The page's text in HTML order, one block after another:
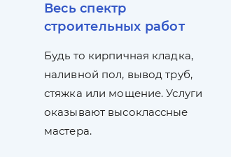
Весь спектр
строительных работ
Будь то кирпичная кладка,
наливной пол, вывод труб,
стяжка или мощение. Услуги
оказывают высоклассные
мастера.